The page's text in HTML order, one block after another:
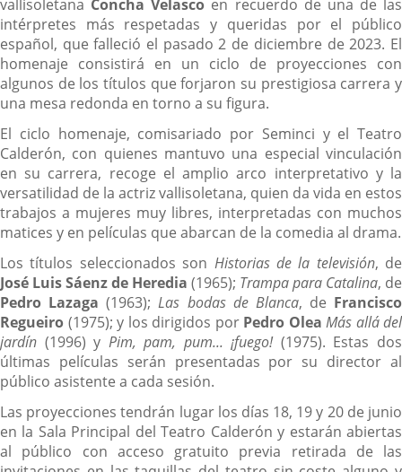
vallisoletana Concha Velasco en recuerdo de una de las
intérpretes más respetadas y queridas por el público
español, que falleció el pasado 2 de diciembre de 2023. El
homenaje consistirá en un ciclo de proyecciones con
algunos de los títulos que forjaron su prestigiosa carrera y
una mesa redonda en torno a su figura.
El ciclo homenaje, comisariado por Seminci y el Teatro
Calderón, con quienes mantuvo una especial vinculación
en su carrera, recoge el amplio arco interpretativo y la
versatilidad de la actriz vallisoletana, quien da vida en estos
trabajos a mujeres muy libres, interpretadas con muchos
matices y en películas que abarcan de la comedia al drama.
Los títulos seleccionados son Historias de la televisión, de
José Luis Sáenz de Heredia (1965); Trampa para Catalina, de
Pedro Lazaga (1963);Las bodas de Blanca, de Francisco
Regueiro (1975); y los dirigidos por Pedro Olea Más allá del
jardín (1996) y Pim, pam, pum... ¡fuego!(1975). Estas dos
últimas películas serán presentadas por su director al
público asistente a cada sesión.
Las proyecciones tendrán lugar los días 18, 19 y 20 de junio
en la Sala Principal del Teatro Calderón y estarán abiertas
al público con acceso gratuito previa retirada de las